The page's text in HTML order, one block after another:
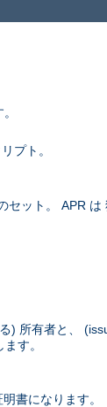
プト。
セット。 APR
) 所有者と、
す。
書になります。